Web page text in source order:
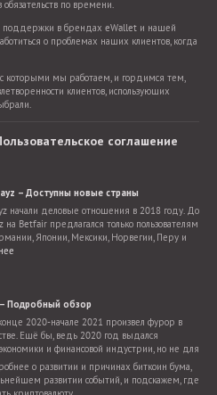
по времени.
поддержки в брендах eWallet и нашей
о проблемах наших клиентов, когда
мы работаем, и гордимся тем,
клиентов, использующих
соглашение
– Доступны новые страны
начали деловые отношения в 2018 году. До
на Betfair предлагался только пользователям
Японии, Мексики, Норвегии, Перу и
добавилось гораздо больше стран.
Подробный обзор
2020-начале 2021 произвел фурор в
Ещё бы, ведь 2020 год выдался
и финансовой индустрии, но не для
которых настал поистине звездный час.
о развитии и причинах биткоин бума,
развитии событий, и подскажем, где